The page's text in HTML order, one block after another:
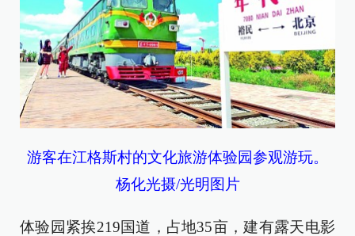
游客在江格斯村的文化旅游体验园参观游玩。
杨化光摄/光明图片
体验园紧挨219国道，占地35亩，建有露天电影